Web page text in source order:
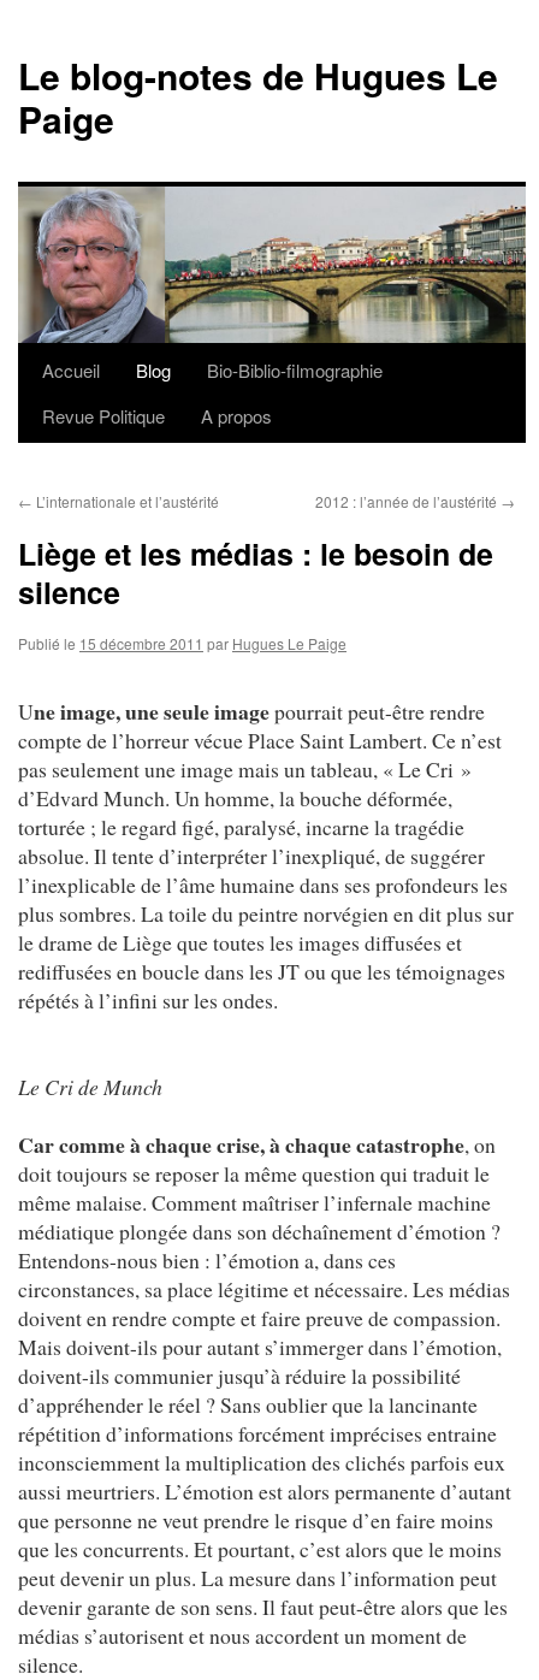
Le blog-notes de Hugues Le
Paige
Aller
Accueil Blog
Bio-Biblio-filmographie
Revue Politique
A propos
← L’internationale et l’austérité 2012 : l’année de l’austérité →
Liège et les médias : le besoin de
silence
Publié le 15 décembre 2011 par Hugues Le Paige
Une image, une seule imagepourrait peut-être rendre
compte de l’horreur vécue Place Saint Lambert. Ce n’est
pas seulement une image mais un tableau, « Le Cri »
d’Edvard Munch. Un homme, la bouche déformée,
torturée ; le regard figé, paralysé, incarne la tragédie
absolue. Il tente d’interpréter l’inexpliqué, de suggérer
l’inexplicable de l’âme humaine dans ses profondeurs les
plus sombres. La toile du peintre norvégien en dit plus sur
le drame de Liège que toutes les images diffusées et
rediffusées en boucle dans les JT ou que les témoignages
répétés à l’infini sur les ondes.
Le Cri de Munch
Car comme à chaque crise, à chaque catastrophe, on
doit toujours se reposer la même question qui traduit le
même malaise. Comment maîtriser l’infernale machine
médiatique plongée dans son déchaînement d’émotion ?
Entendons-nous bien : l’émotion a, dans ces
circonstances, sa place légitime et nécessaire. Les médias
doivent en rendre compte et faire preuve de compassion.
Mais doivent-ils pour autant s’immerger dans l’émotion,
doivent-ils communier jusqu’à réduire la possibilité
d’appréhender le réel ? Sans oublier que la lancinante
répétition d’informations forcément imprécises entraine
inconsciemment la multiplication des clichés parfois eux
aussi meurtriers. L’émotion est alors permanente d’autant
que personne ne veut prendre le risque d’en faire moins
que les concurrents. Et pourtant, c’est alors que le moins
peut devenir un plus. La mesure dans l’information peut
devenir garante de son sens. Il faut peut-être alors que les
médias s’autorisent et nous accordent un moment de
silence.